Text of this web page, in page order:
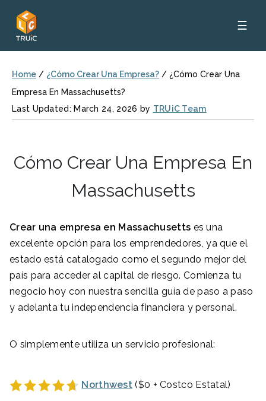
☰
Home / ¿Cómo Crear Una Empresa? / ¿Cómo Crear Una
Empresa En Massachusetts?
Last Updated: March 24, 2026 by TRUiC Team
Cómo Crear Una Empresa En
Massachusetts
Crear una empresa en Massachusetts es una
excelente opción para los emprendedores, ya que el
estado está catalogado como el segundo mejor del
país para acceder al capital de riesgo. Comienza tu
negocio hoy con nuestra sencilla guía de paso a paso
y adelanta tu independencia financiera y personal.
O simplemente utiliza un servicio profesional:
Northwest ($0 + Costco Estatal)